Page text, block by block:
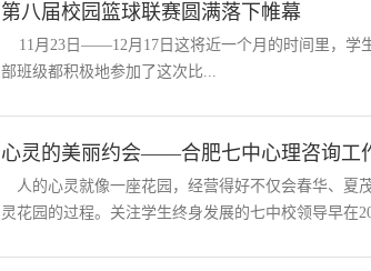
第八届校园篮球联赛圆满落下帷幕
11月23日——12月17日这将近一个月的时间里，学
部班级都积极地参加了这次比...
心灵的美丽约会——合肥七中心理咨询工
人的心灵就像一座花园，经营得好不仅会春华、夏
灵花园的过程。关注学生终身发展的七中校领导早在